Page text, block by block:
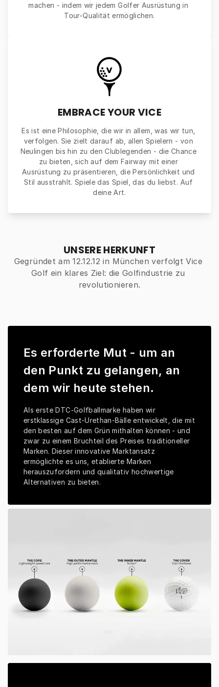
machen - indem wir jedem Golfer Ausrüstung in
Tour-Qualität ermöglichen.
EMBRACE YOUR VICE
Es ist eine Philosophie, die wir in allem, was wir tun,
verfolgen. Sie zielt darauf ab, allen Spielern - von
Neulingen bis hin zu den Clublegenden - die Chance
zu bieten, sich auf dem Fairway mit einer
Ausrüstung zu präsentieren, die Persönlichkeit und
Stil ausstrahlt. Spiele das Spiel, das du liebst. Auf
deine Art.
UNSERE HERKUNFT
Gegründet am 12.12.12 in München verfolgt Vice
Golf ein klares Ziel: die Golfindustrie zu
revolutionieren.
Es erforderte Mut - um an
den Punkt zu gelangen, an
dem wir heute stehen.
Als erste DTC-Golfballmarke haben wir
erstklassige Cast-Urethan-Bälle entwickelt, die mit
den besten auf dem Grün mithalten können - und
zwar zu einem Bruchteil des Preises traditioneller
Marken. Dieser innovative Marktansatz
ermöglichte es uns, etablierte Marken
herauszufordern und qualitativ hochwertige
Alternativen zu bieten.